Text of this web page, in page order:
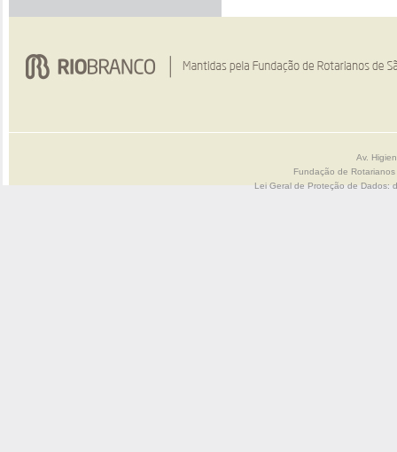
Av.
Fundação de
Lei Geral de Proteção de Dados: